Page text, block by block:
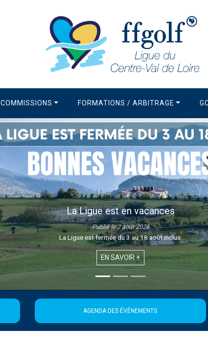
COMMISSIONS FORMATIONS / ARBITRAGE
La Newsletter de la Ligue
Publié le 1 août 2026
Retrouvez la 21ème édition de la Newsletter de la Ligue
EN SAVOIR +
AGENDA DES ÉVÉNEMENTS